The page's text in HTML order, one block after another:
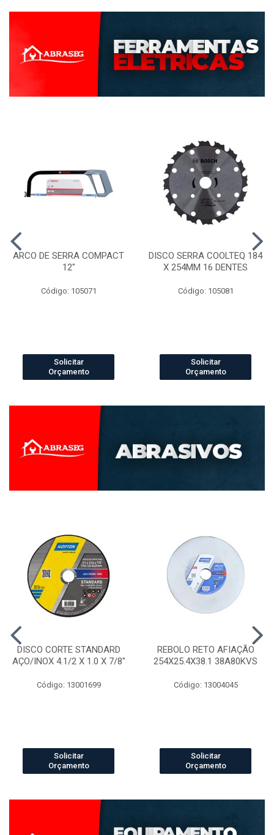
ARCO DE SERRA COMPACT
12"
Código: 105071
Solicitar
Orçamento
DISCO SERRA COOLTEQ 184
X 254MM 16 DENTES
Código: 105081
Solicitar
Orçamento
DISCO CORTE STANDARD
AÇO/INOX 4.1/2 X 1.0 X 7/8"
Código: 13001699
Solicitar
Orçamento
REBOLO RETO AFIAÇÃO
254X25.4X38.1 38A80KVS
Código: 13004045
Solicitar
Orçamento